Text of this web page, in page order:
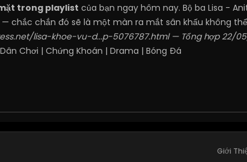
trong playlist của bạn ngay hôm nay. Bộ ba Lisa -
chắc chắn đó sẽ là một màn ra mắt sân khấu không
lisa-khoe-vu-d...p-5076787.html— Tổng hợp 22/
Chơi | Chứng Khoán | Drama | Bóng Đá
Giới